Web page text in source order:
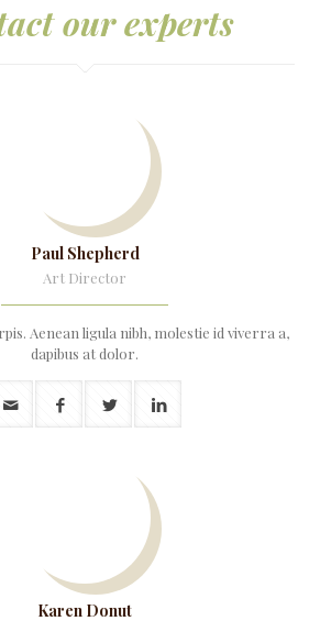
our experts
Paul Shepherd
Art Director
Aenean ligula nibh, molestie id viverra a,
dapibus at dolor.
Karen Donut